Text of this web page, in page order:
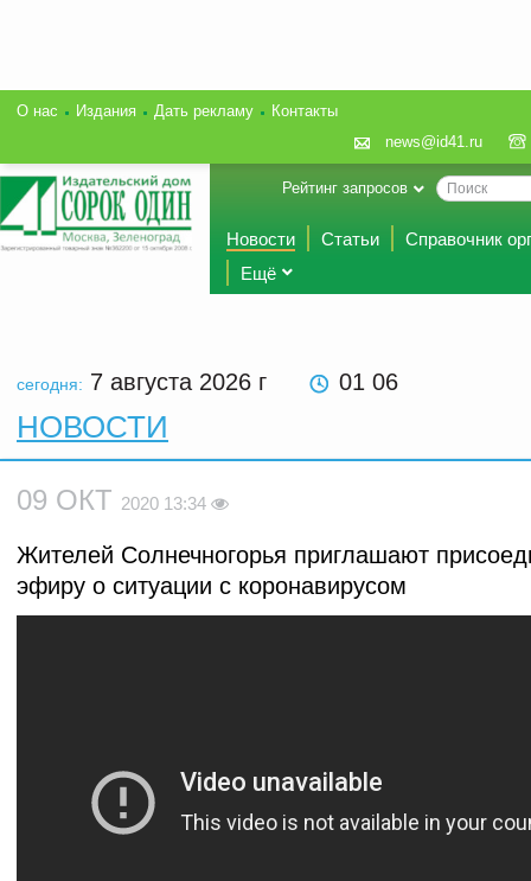
О нас Издания Дать рекламу
Контакты
news@id41.ru
Рейтинг запросов
Новости Статьи
Справочник
Ещё
сегодня: 7 августа 2026 г 01 06
НОВОСТИ
09 ОКТ 2020 13:34
Жителей Солнечногорья приглашают
эфиру о ситуации с коронавирусом